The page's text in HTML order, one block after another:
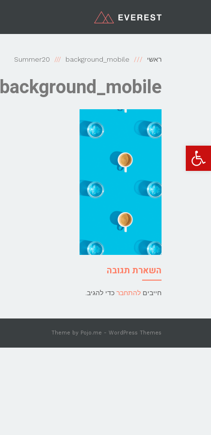
פתח סרגל נגישות
ראשי Summer20 background_mobile
background_mobile
השארת תגובה
חייבים להתחבר כדי להגיב.
Theme by Pojo.me - WordPress Themes